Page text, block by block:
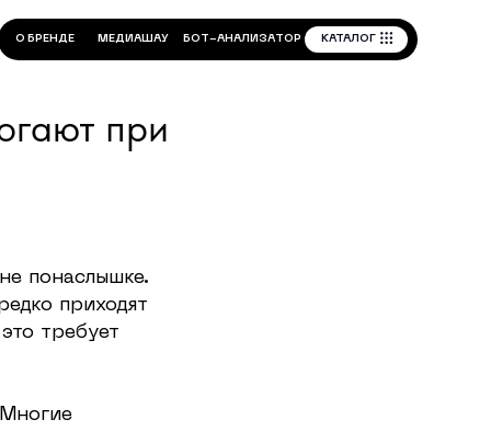
АШАУ БОТ НАЛИЗ АТ ОР КАТАЛОГ
при
понаслышке.
приходят
требует